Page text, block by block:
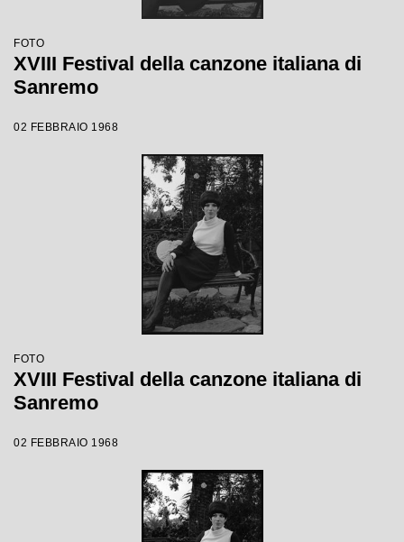
FOTO
XVIII Festival della canzone italiana di
Sanremo
02 FEBBRAIO 1968
FOTO
XVIII Festival della canzone italiana di
Sanremo
02 FEBBRAIO 1968